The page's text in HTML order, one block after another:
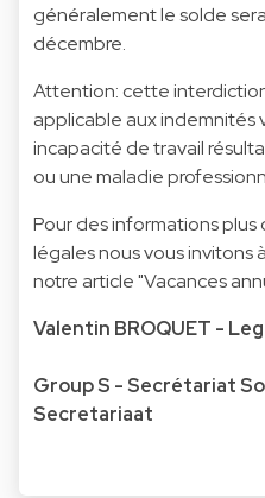
généralement le solde
décembre.
Attention: cette
applicable aux indemnités
incapacité de travail
ou une maladie
Pour des informations
légales nous vous invitons
notre article "Vacances
Valentin BROQUET -
Group S - Secrétariat
Secretariaat